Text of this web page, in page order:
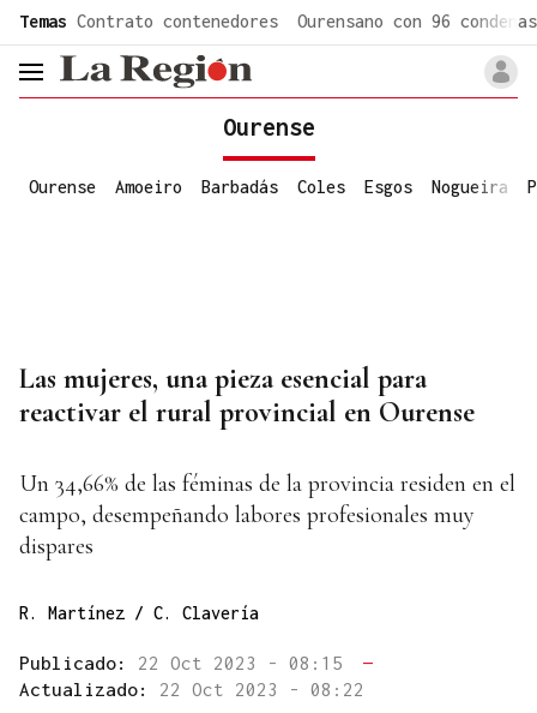
Temas Contrato contenedores Ourensano con 96 condenas
header.menu.open
Ourense
Ourense Amoeiro Barbadás Coles Esgos Nogueira
Las mujeres, una pieza esencial para
reactivar el rural provincial en Ourense
Un 34,66% de las féminas de la provincia residen en el
campo, desempeñando labores profesionales muy
dispares
R. Martínez / C. Clavería
Publicado: 22 Oct 2023 - 08:15
—
Actualizado: 22 Oct 2023 - 08:22